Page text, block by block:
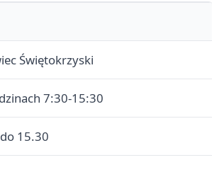
Świętokrzyski
7:30-15:30
15.30